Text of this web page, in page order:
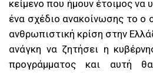
κείμενο που ήμουν έτοιμος
ένα σχέδιο ανακοίνωσης το ο
ανθρωπιστική κρίση στην
ανάγκη να ζητήσει η
προγράμματος και αυτή